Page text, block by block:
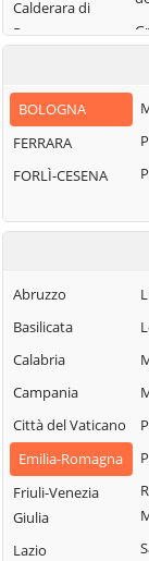
Calderara di
Reno
Casalecchio di
Reno
Castel del Rio
Castel Guelfo di
Terme
Castello d'Argile
BOLOGNA
FERRARA
FORLÌ-CESENA
Abruzzo
Basilicata
Calabria
Campania
Città del Vaticano
Emilia-Romagna
Friuli-Venezia
Giulia
Lazio